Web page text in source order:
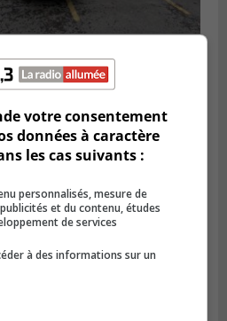
alimentaires à
votre consentement
données à caractère
les cas suivants :
personnalisés, mesure de
et du contenu, études
de services
à des informations sur un